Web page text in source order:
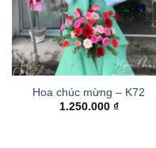
Hoa chúc mừng – K72
1.250.000 ₫